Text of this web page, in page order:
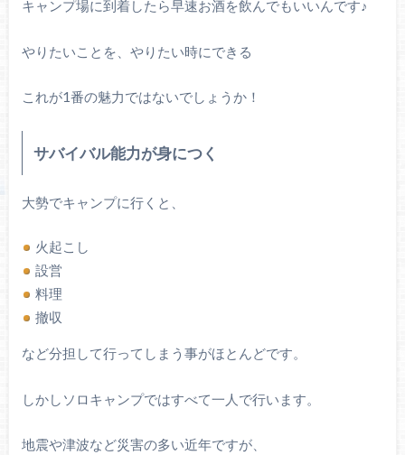
キャンプ場に到着したら早速お酒を飲んでもいいんです♪
やりたいことを、やりたい時にできる
これが1番の魅力ではないでしょうか！
サバイバル能力が身につく
大勢でキャンプに行くと、
火起こし
設営
料理
撤収
など分担して行ってしまう事がほとんどです。
しかしソロキャンプではすべて一人で行います。
地震や津波など災害の多い近年ですが、